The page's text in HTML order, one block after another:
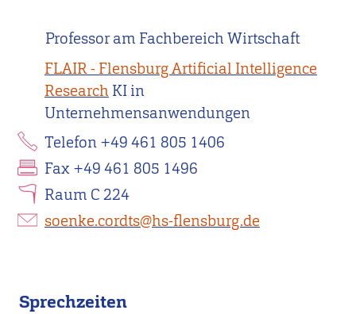
Professor am Fachbereich Wirtschaft
FLAIR - Flensburg Artificial Intelligence
Research KI in
Unternehmensanwendungen
Telefon +49 461 805 1406
Fax +49 461 805 1496
Raum C 224
soenke.cordts@hs-flensburg.de
Sprechzeiten